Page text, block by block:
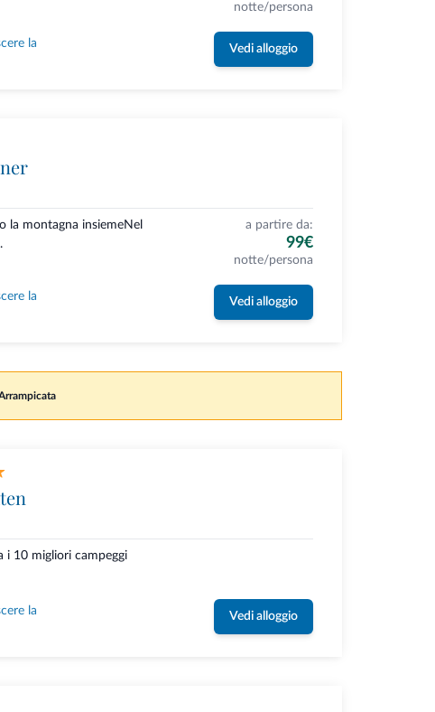
notte/persona
la
Vedi alloggio
la montagna insiemeNel
a partire da:
99€
notte/persona
la
Vedi alloggio
i 10 migliori campeggi
la
Vedi alloggio